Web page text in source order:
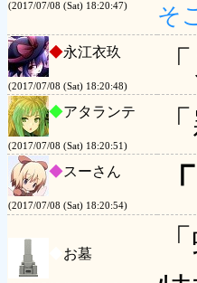
(2017/07/08 (Sat) 18:20:47)
そ
◆永江衣玖
(2017/07/08 (Sat) 18:20:48)
◆アタランテ
(2017/07/08 (Sat) 18:20:51)
◆スーさん
(2017/07/08 (Sat) 18:20:54)
お墓